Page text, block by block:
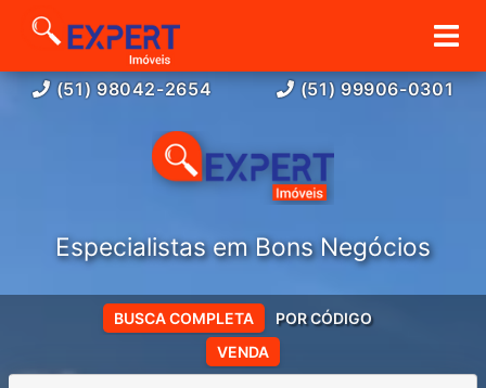
(51) 98042-2654 (51) 99906-0301
Especialistas em Bons Negócios
VENDA
BUSCA COMPLETA POR CÓDIGO